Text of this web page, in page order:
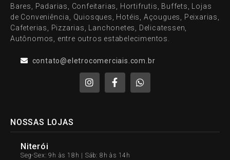
Bares, Padarias, Confeitarias, Hortifrutis, Buffets, Lojas
de Conveniência, Quiosques, Hotéis, Açougues, Peixarias,
Cafeterias, Pizzarias, Lanchonetes, Delicatessen,
Autônomos, entre outros estabelecimentos.
contato@eletrocomerciais.com.br
NOSSAS LOJAS
Niterói
Seg-Sex: 9h às 18h | Sáb: 8h às 14h